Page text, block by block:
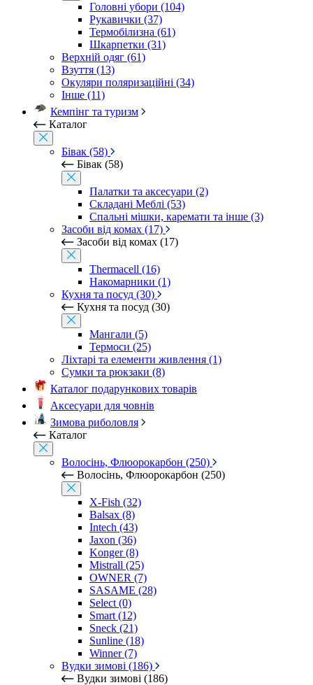
Головні убори (104)
Рукавички (37)
Термобілизна (61)
Шкарпетки (31)
Верхній одяг (61)
Взуття (13)
Окуляри поляризаційні (34)
Інше (11)
Кемпінг та туризм
Каталог
Бівак (58)
Бівак (58)
Палатки та аксесуари (2)
Складані Меблі (53)
Спальні мішки, каремати та інше (3)
Засоби від комах (17)
Засоби від комах (17)
Thermacell (16)
Накомарники (1)
Кухня та посуд (30)
Кухня та посуд (30)
Мангали (5)
Термоси (25)
Ліхтарі та елементи живлення (1)
Сумки та рюкзаки (8)
Каталог подарункових товарів
Аксесуари для човнів
Зимова риболовля
Каталог
Волосінь, Флюорокарбон (250)
Волосінь, Флюорокарбон (250)
X-Fish (32)
Balsax (8)
Intech (43)
Jaxon (36)
Konger (8)
Mistrall (25)
OWNER (7)
SASAME (28)
Select (0)
Smart (12)
Sneck (21)
Sunline (18)
Winner (7)
Вудки зимові (186)
Вудки зимові (186)